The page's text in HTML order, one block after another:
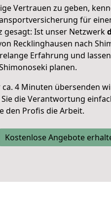
Vertrauen zu geben,
für
gesagt: Ist unser Netzwerk
Recklinghausen nach
Erfahrung und
planen.
ca. 4 Minuten übersenden
Sie die Verantwortung
den Profis die Arbeit.
Kostenlose Angebote